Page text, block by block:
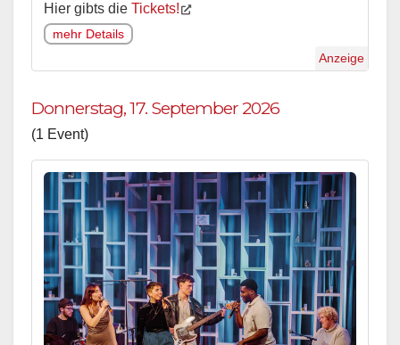
Hier gibts die Tickets!
mehr Details
Anzeige
Donnerstag, 17. September 2026
(1 Event)